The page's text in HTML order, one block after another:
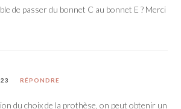
de passer du bonnet C au bonnet E ? Merci
RÉPONDRE
du choix de la prothèse, on peut obtenir un